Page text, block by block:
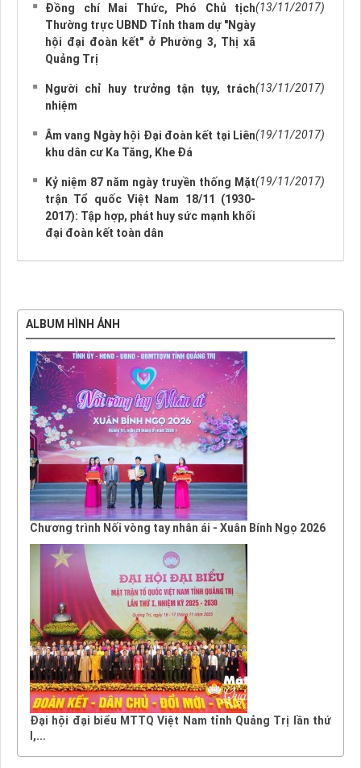
Đồng chí Mai Thức, Phó Chủ tịch
Thường trực UBND Tỉnh tham dự "Ngày
hội đại đoàn kết" ở Phường 3, Thị xã
Quảng Trị
(13/11/2017)
Người chỉ huy trưởng tận tụy, trách
nhiệm
(13/11/2017)
Âm vang Ngày hội Đại đoàn kết tại Liên
khu dân cư Ka Tăng, Khe Đá
(19/11/2017)
Kỷ niệm 87 năm ngày truyền thống Mặt
trận Tổ quốc Việt Nam 18/11 (1930-
2017): Tập hợp, phát huy sức mạnh khối
đại đoàn kết toàn dân
(19/11/2017)
ALBUM HÌNH ẢNH
Chương trình Nối vòng tay nhân ái - Xuân Bính Ngọ 2026
Đại hội đại biểu MTTQ Việt Nam tỉnh Quảng Trị lần thứ
I,...